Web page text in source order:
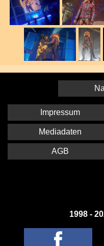
1998 -
Impressum
Mediadaten
AGB